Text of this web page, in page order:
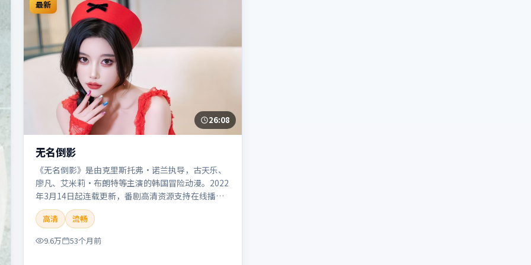
最新
26:08
无名倒影
《无名倒影》是由克里斯托弗·诺兰执导，古天乐、
廖凡、艾米莉·布朗特等主演的韩国冒险动漫。2022
年3月14日起连载更新，番剧高清资源支持在线播
放。剧情与看点：旅程险象环生，奇观与友情并行，
带来沉浸式探险体验。本片适合检索「无名倒影」
「克里斯托弗·诺兰」「冒险」「韩国」「2022」
「2022-03-14上映」等关键词的影迷阅读简介与主创
高清
流畅
9.6万
53个月前